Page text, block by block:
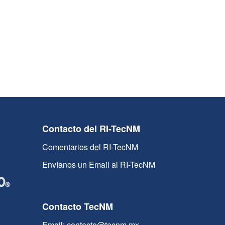
Contacto del RI-TecNM
Comentarios del RI-TecNM
Envíanos un Email al RI-TecNM
Contacto TecNM